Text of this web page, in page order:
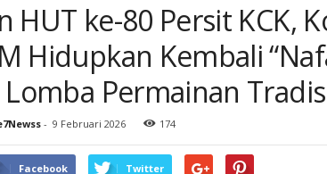
HUT ke-80 Persit KCK,
Hidupkan Kembali
Permainan
- 9 Februari 2026 174
Facebook Twitter